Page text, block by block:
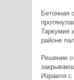
Бетонная
Таркумия
районе
Решение о
Израиля